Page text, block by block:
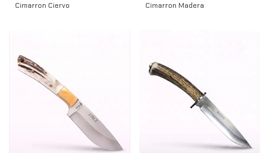
Cimarron Ciervo Cimarron Madera